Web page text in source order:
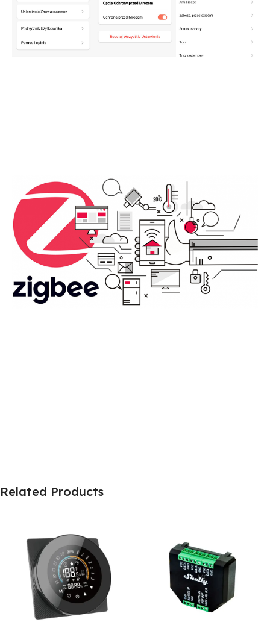
Related Products